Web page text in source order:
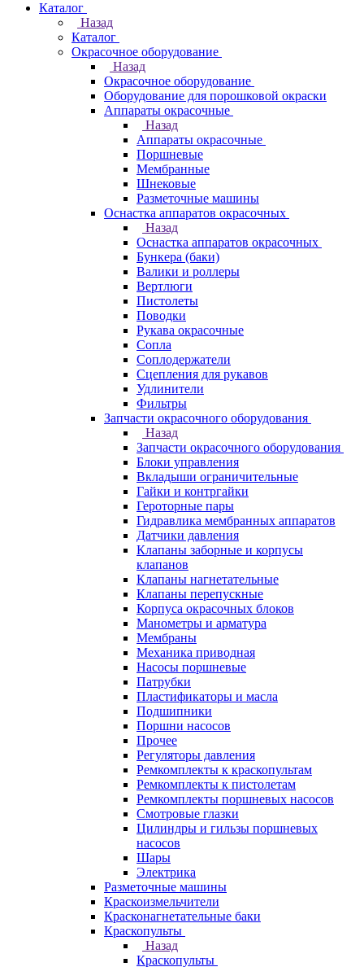
Каталог
Назад
Каталог
Окрасочное оборудование
Назад
Окрасочное оборудование
Оборудование для порошковой окраски
Аппараты окрасочные
Назад
Аппараты окрасочные
Поршневые
Мембранные
Шнековые
Разметочные машины
Оснастка аппаратов окрасочных
Назад
Оснастка аппаратов окрасочных
Бункера (баки)
Валики и роллеры
Вертлюги
Пистолеты
Поводки
Рукава окрасочные
Сопла
Соплодержатели
Сцепления для рукавов
Удлинители
Фильтры
Запчасти окрасочного оборудования
Назад
Запчасти окрасочного оборудования
Блоки управления
Вкладыши ограничительные
Гайки и контргайки
Героторные пары
Гидравлика мембранных аппаратов
Датчики давления
Клапаны заборные и корпусы
клапанов
Клапаны нагнетательные
Клапаны перепускные
Корпуса окрасочных блоков
Манометры и арматура
Мембраны
Механика приводная
Насосы поршневые
Патрубки
Пластификаторы и масла
Подшипники
Поршни насосов
Прочее
Регуляторы давления
Ремкомплекты к краскопультам
Ремкомплекты к пистолетам
Ремкомплекты поршневых насосов
Смотровые глазки
Цилиндры и гильзы поршневых
насосов
Шары
Электрика
Разметочные машины
Краскоизмельчители
Красконагнетательные баки
Краскопульты
Назад
Краскопульты